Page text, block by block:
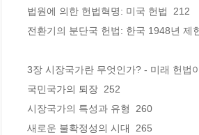
법원에 의한 헌법혁명: 미국 헌법  212
전환기의 분단국 헌법: 한국 1948년 제
3장 시장국가란 무엇인가? - 미래 헌법
국민국가의 퇴장  252
시장국가의 특성과 유형  260
새로운 불확정성의 시대  265